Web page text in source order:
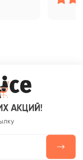
АКЦИЙ!